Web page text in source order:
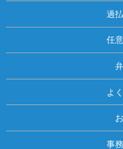
過
任
よ
事